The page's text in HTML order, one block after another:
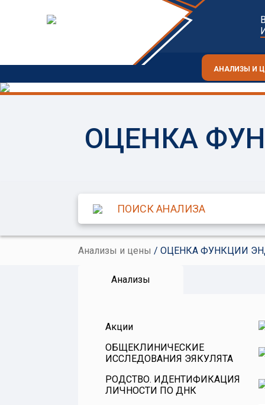
АНАЛИЗЫ И
ОЦЕНКА
Анализы и цены / ОЦЕНКА ФУНКЦИИ
Анализы
Акции
ОБЩЕКЛИНИЧЕСКИЕ
ИССЛЕДОВАНИЯ ЭЯКУЛЯТА
РОДСТВО. ИДЕНТИФИКАЦИЯ
ЛИЧНОСТИ ПО ДНК